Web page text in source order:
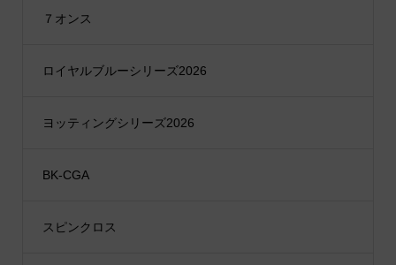
７オンス
ロイヤルブルーシリーズ2026
ヨッティングシリーズ2026
BK-CGA
スピンクロス